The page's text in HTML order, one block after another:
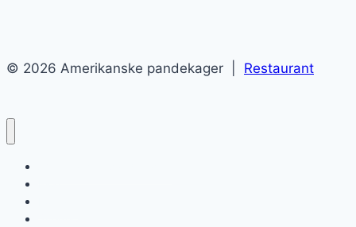
© 2026 Amerikanske pandekager | Restaurant